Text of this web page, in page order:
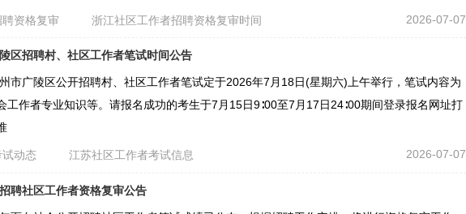
2026-07-07
资格复审 浙江社区工作者招聘资格复审时间
区招聘村、社区工作者笔试时间公告
市广陵区公开招聘村、社区工作者笔试定于2026年7月18日(星期六)上午举行，笔试内容为
工作者专业知识等。请报名成功的考生于7月15日9∶00至7月17日24∶00期间登录报名网址打
2026-07-07
动态 江苏社区工作者考试信息
聘社区工作者资格复审公告